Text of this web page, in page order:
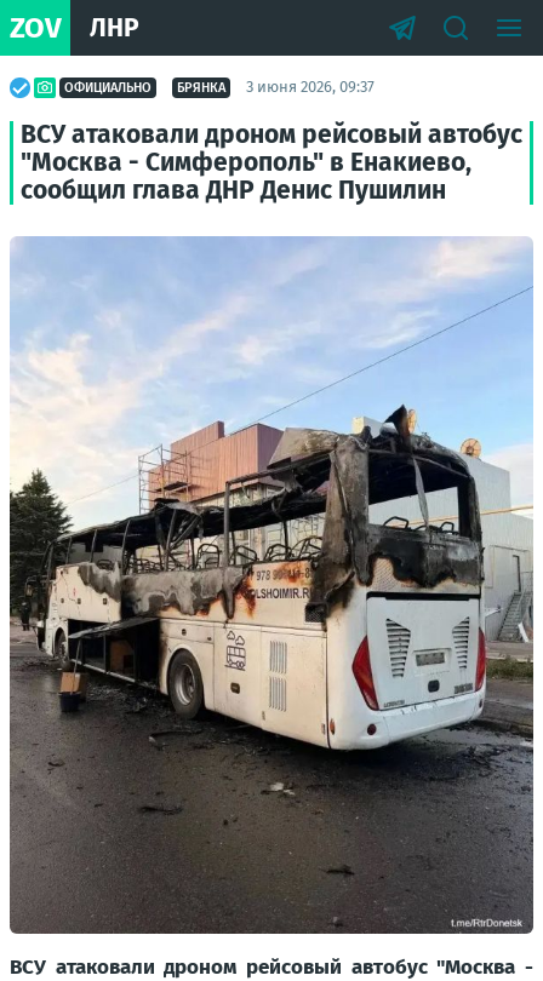
ZOV ЛНР
ОФИЦИАЛЬНО БРЯНКА 3 июня 2026, 09:37
ВСУ атаковали дроном рейсовый автобус
"Москва - Симферополь" в Енакиево,
сообщил глава ДНР Денис Пушилин
ВСУ атаковали дроном рейсовый автобус "Москва -